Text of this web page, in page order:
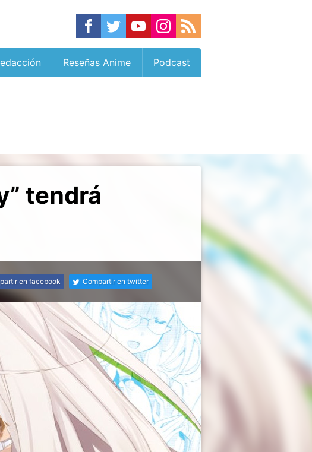
Reseñas Anime Podcast
tendrá
en facebook Compartir en twitter